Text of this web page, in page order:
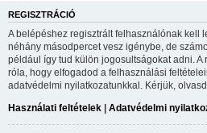
REGISZTRÁCIÓ
A belépéshez regisztrált felhasználónak kell
néhány másodpercet vesz igénybe, de
például így tud külön jogosultságokat adni. A
róla, hogy elfogadod a felhasználási
adatvédelmi nyilatkozatunkkal. Kérjük,
Használati feltételek | Adatvédelmi